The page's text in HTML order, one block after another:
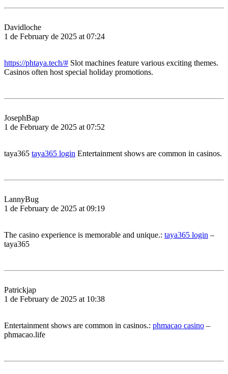
Davidloche
1 de February de 2025 at 07:24
https://phtaya.tech/# Slot machines feature various exciting themes.
Casinos often host special holiday promotions.
JosephBap
1 de February de 2025 at 07:52
taya365 taya365 login Entertainment shows are common in casinos.
LannyBug
1 de February de 2025 at 09:19
The casino experience is memorable and unique.: taya365 login –
taya365
Patrickjap
1 de February de 2025 at 10:38
Entertainment shows are common in casinos.: phmacao casino –
phmacao.life